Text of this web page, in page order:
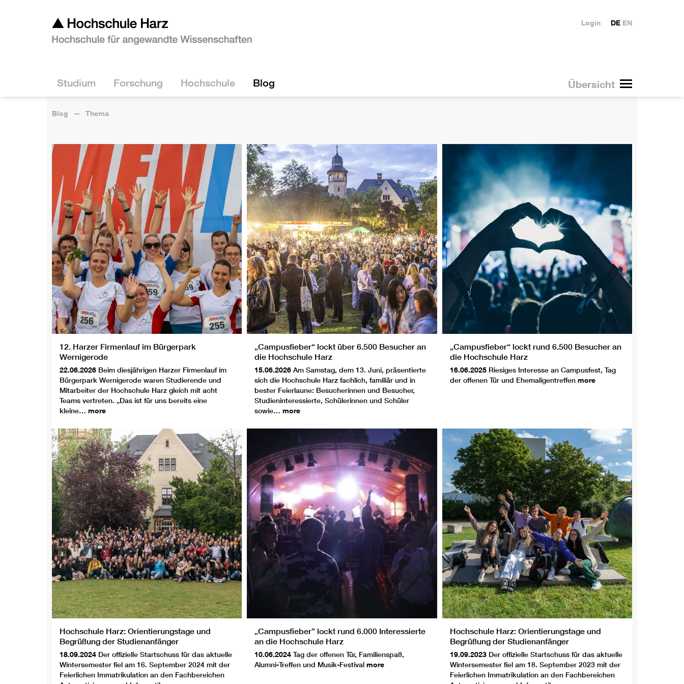
Übersicht
Studium Forschung Hochschule Blog
DE EN
Login
Blog Thema
12. Harzer Firmenlauf im Bürgerpark
Wernigerode
22.06.2026 Beim diesjährigen Harzer Firmenlauf im
Bürgerpark Wernigerode waren Studierende und
Mitarbeiter der Hochschule Harz gleich mit acht
Teams vertreten. „Das ist für uns bereits eine
kleine… more
„Campusfieber“ lockt über 6.500 Besucher an
die Hochschule Harz
15.06.2026Am Samstag, dem 13. Juni, präsentierte
sich die Hochschule Harz fachlich, familiär und in
bester Feierlaune: Besucherinnen und Besucher,
Studieninteressierte, Schülerinnen und Schüler
sowie…more
„Campusfieber“ lockt rund 6.500 Besucher an
die Hochschule Harz
16.06.2025 Riesiges Interesse an Campusfest, Tag
der offenen Tür und Ehemaligentreffen more
Hochschule Harz: Orientierungstage und
Begrüßung der Studienanfänger
18.09.2024 Der offizielle Startschuss für das aktuelle
Wintersemester fiel am 16. September 2024 mit der
Feierlichen Immatrikulation an den Fachbereichen
„Campusfieber” lockt rund 6.000 Interessierte
an die Hochschule Harz
10.06.2024Tag der offenen Tür, Familienspaß,
Alumni-Treffen und Musik-Festivalmore
Hochschule Harz: Orientierungstage und
Begrüßung der Studienanfänger
19.09.2023 Der offizielle Startschuss für das aktuelle
Wintersemester fiel am 18. September 2023 mit der
Feierlichen Immatrikulation an den Fachbereichen